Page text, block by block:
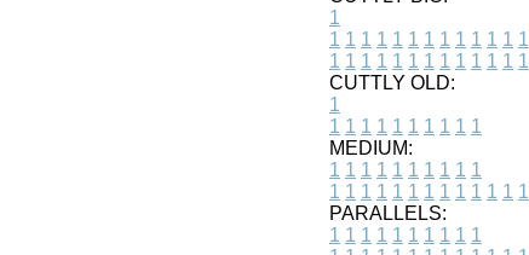
1
1 1 1 1 1 1 1 1 1 1 1 1 1
1 1 1 1 1 1 1 1 1 1 1 1 1
CUTTLY OLD:
1
1 1 1 1 1 1 1 1 1 1
MEDIUM:
1 1 1 1 1 1 1 1 1 1
1 1 1 1 1 1 1 1 1 1 1 1 1
PARALLELS:
1 1 1 1 1 1 1 1 1 1